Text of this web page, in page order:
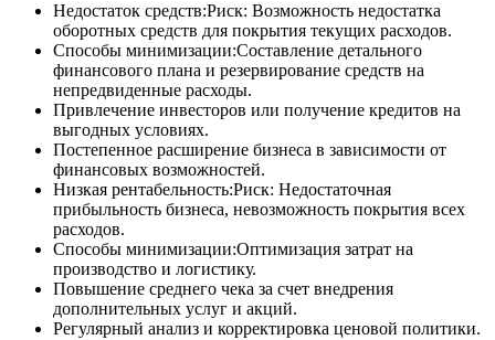
Недостаток средств:Риск: Возможность недостатка
оборотных средств для покрытия текущих расходов.
Способы минимизации:Составление детального
финансового плана и резервирование средств на
непредвиденные расходы.
Привлечение инвесторов или получение кредитов на
выгодных условиях.
Постепенное расширение бизнеса в зависимости от
финансовых возможностей.
Низкая рентабельность:Риск: Недостаточная
прибыльность бизнеса, невозможность покрытия всех
расходов.
Способы минимизации:Оптимизация затрат на
производство и логистику.
Повышение среднего чека за счет внедрения
дополнительных услуг и акций.
Регулярный анализ и корректировка ценовой политики.